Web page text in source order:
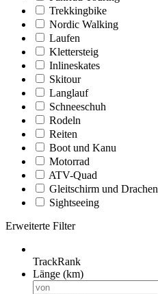
Trekkingbike
Nordic Walking
Laufen
Klettersteig
Inlineskates
Skitour
Langlauf
Schneeschuh
Rodeln
Reiten
Boot und Kanu
Motorrad
ATV-Quad
Gleitschirm und Drachen
Sightseeing
Erweiterte Filter
TrackRank
Länge (km)